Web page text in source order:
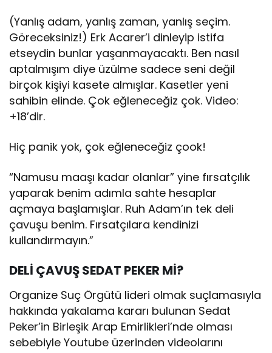
(Yanlış adam, yanlış zaman, yanlış seçim.
Göreceksiniz!) Erk Acarer’i dinleyip istifa
etseydin bunlar yaşanmayacaktı. Ben nasıl
aptalmışım diye üzülme sadece seni değil
birçok kişiyi kasete almışlar. Kasetler yeni
sahibin elinde. Çok eğleneceğiz çok. Video:
+18’dir.
Hiç panik yok, çok eğleneceğiz çook!
“Namusu maaşı kadar olanlar” yine fırsatçılık
yaparak benim adımla sahte hesaplar
açmaya başlamışlar. Ruh Adam’ın tek deli
çavuşu benim. Fırsatçılara kendinizi
kullandırmayın.”
DELİ ÇAVUŞ SEDAT PEKER Mİ?
Organize Suç Örgütü lideri olmak suçlamasıyla
hakkında yakalama kararı bulunan Sedat
Peker’in Birleşik Arap Emirlikleri’nde olması
sebebiyle Youtube üzerinden videolarını